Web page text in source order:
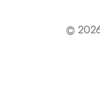
©